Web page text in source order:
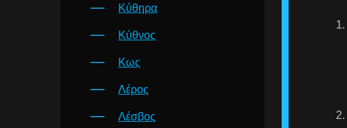
Κύθηρα
Κύθνος
Κως
Λέρος
Λέσβος